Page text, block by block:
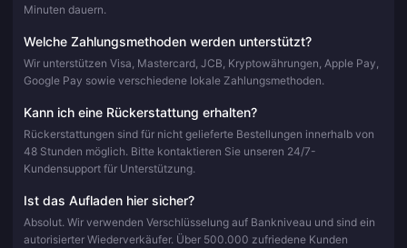
Minuten dauern.
Welche Zahlungsmethoden werden unterstützt?
Wir unterstützen Visa, Mastercard, JCB, Kryptowährungen, Apple Pay,
Google Pay sowie verschiedene lokale Zahlungsmethoden.
Kann ich eine Rückerstattung erhalten?
Rückerstattungen sind für nicht gelieferte Bestellungen innerhalb von
48 Stunden möglich. Bitte kontaktieren Sie unseren 24/7-
Kundensupport für Unterstützung.
Ist das Aufladen hier sicher?
Absolut. Wir verwenden Verschlüsselung auf Bankniveau und sind ein
autorisierter Wiederverkäufer. Über 500.000 zufriedene Kunden